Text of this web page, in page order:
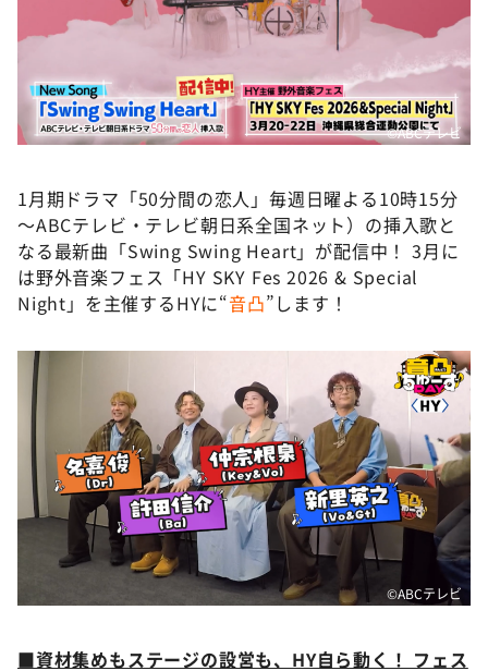
©ABCテレビ
1月期ドラマ「50分間の恋人」毎週日曜よる10時15分
～ABCテレビ・テレビ朝日系全国ネット）の挿入歌と
なる最新曲「Swing Swing Heart」が配信中！ 3月に
は野外音楽フェス「HY SKY Fes 2026 & Special
Night」を主催するHYに“音凸”します！
©ABCテレビ
■資材集めもステージの設営も、HY自ら動く！ フェス